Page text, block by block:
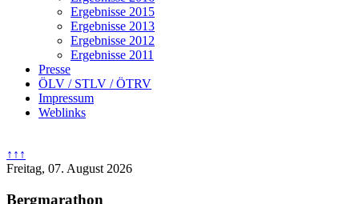
Ergebnisse 2015
Ergebnisse 2013
Ergebnisse 2012
Ergebnisse 2011
Presse
ÖLV / STLV / ÖTRV
Impressum
Weblinks
↑↑↑
Freitag, 07. August 2026
Bergmarathon